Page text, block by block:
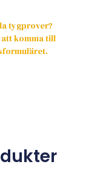
tygprover?
komma till